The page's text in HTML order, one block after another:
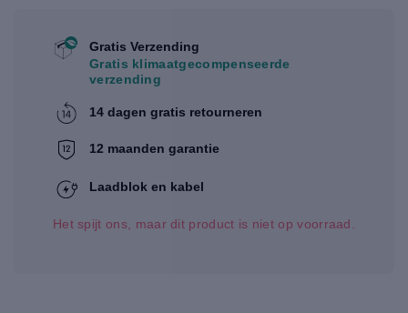
Gratis Verzending
Gratis klimaatgecompenseerde
verzending
14 dagen gratis retourneren
12 maanden garantie
Laadblok en kabel
Het spijt ons, maar dit product is niet op voorraad.